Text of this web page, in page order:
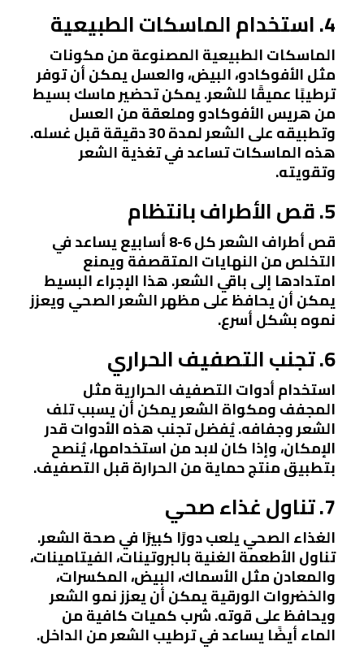
4. استخدام الماسكات الطبيعية
الماسكات الطبيعية المصنوعة من مكونات
مثل الأفوكادو، البيض، والعسل يمكن أن توفر
ترطيبًا عميقًا للشعر. يمكن تحضير ماسك بسيط
من هريس الأفوكادو وملعقة من العسل
وتطبيقه على الشعر لمدة 30 دقيقة قبل غسله.
هذه الماسكات تساعد في تغذية الشعر
وتقويته.
5. قص الأطراف بانتظام
قص أطراف الشعر كل 6-8 أسابيع يساعد في
التخلص من النهايات المتقصفة ويمنع
امتدادها إلى باقي الشعر. هذا الإجراء البسيط
يمكن أن يحافظ على مظهر الشعر الصحي ويعزز
نموه بشكل أسرع.
6. تجنب التصفيف الحراري
استخدام أدوات التصفيف الحرارية مثل
المجفف ومكواة الشعر يمكن أن يسبب تلف
الشعر وجفافه. يُفضل تجنب هذه الأدوات قدر
الإمكان، وإذا كان لابد من استخدامها، يُنصح
بتطبيق منتج حماية من الحرارة قبل التصفيف.
7. تناول غذاء صحي
الغذاء الصحي يلعب دورًا كبيرًا في صحة الشعر.
تناول الأطعمة الغنية بالبروتينات، الفيتامينات،
والمعادن مثل الأسماك، البيض، المكسرات،
والخضروات الورقية يمكن أن يعزز نمو الشعر
ويحافظ على قوته. شرب كميات كافية من
الماء أيضًا يساعد في ترطيب الشعر من الداخل.